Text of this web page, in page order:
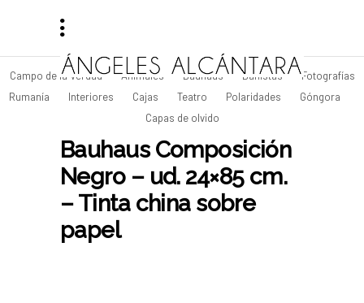
Campo de la Verdad Animales Bauhaus Bañistas
Fotografías
Rumanía
Interiores Cajas Teatro Polaridades
Góngora
Capas de olvido
Bauhaus Composición
Negro – ud. 24×85 cm.
– Tinta china sobre
papel